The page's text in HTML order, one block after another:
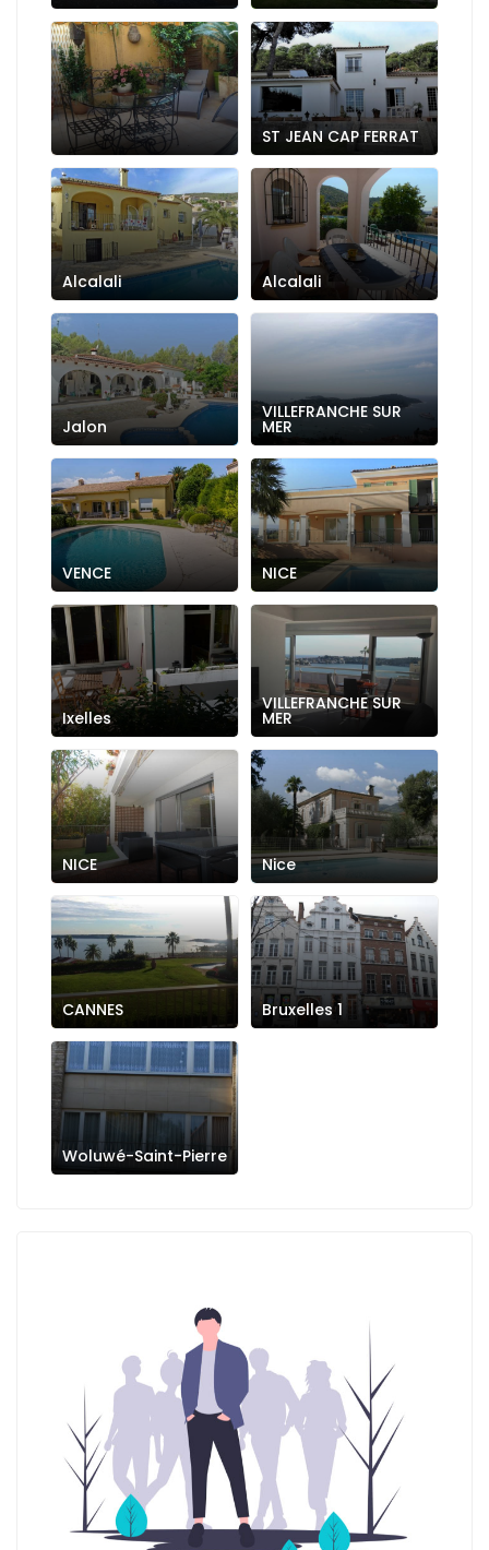
ST JEAN CAP FERRAT
Alcalali Alcalali
Jalon
VILLEFRANCHE SUR
MER
VENCE NICE
Ixelles
VILLEFRANCHE SUR
MER
NICE Nice
CANNES Bruxelles 1
Woluwé-Saint-Pierre